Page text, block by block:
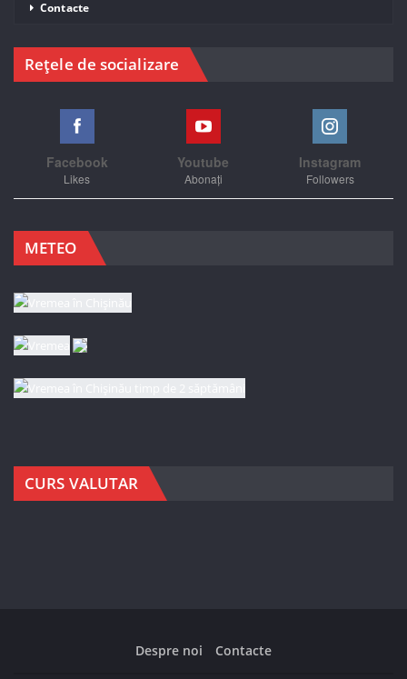
Contacte
Rețele de socializare
Facebook
Likes
Youtube
Abonați
Instagram
Followers
METEO
CURS VALUTAR
Despre noi Contacte